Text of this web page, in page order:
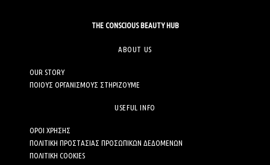
THE CONSCIOUS BEAUTY HUB
ABOUT US
OUR STORY
ΠΟΙΟΥΣ ΟΡΓΑΝΙΣΜΟΥΣ ΣΤΗΡΙΖΟΥΜΕ
USEFUL INFO
ΟΡΟΙ ΧΡΗΣΗΣ
ΠΟΛΙΤΙΚΗ ΠΡΟΣΤΑΣΙΑΣ ΠΡΟΣΩΠΙΚΩΝ ΔΕΔΟΜΕΝΩΝ
ΠΟΛΙΤΙΚΗ COOKIES